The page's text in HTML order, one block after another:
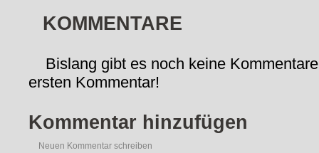
KOMMENTARE
Bislang gibt es noch keine
ersten Kommentar!
Kommentar hinzufügen
Neuen Kommentar schreiben